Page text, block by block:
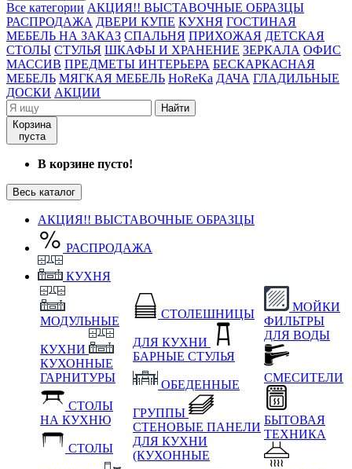
Все категории АКЦИЯ!! ВЫСТАВОЧНЫЕ ОБРАЗЦЫ
РАСПРОДАЖА ДВЕРИ КУПЕ КУХНЯ ГОСТИНАЯ
МЕБЕЛЬ НА ЗАКАЗ СПАЛЬНЯ ПРИХОЖАЯ ДЕТСКАЯ
СТОЛЫ СТУЛЬЯ ШКАФЫ И ХРАНЕНИЕ ЗЕРКАЛА ОФИС
МАССИВ ПРЕДМЕТЫ ИНТЕРЬЕРА БЕСКАРКАСНАЯ
МЕБЕЛЬ МЯГКАЯ МЕБЕЛЬ HoReKa ДАЧА ГЛАДИЛЬНЫЕ
ДОСКИ АКЦИИ
Найти
Корзина
пуста
В корзине пусто!
Весь каталог
АКЦИЯ!! ВЫСТАВОЧНЫЕ ОБРАЗЦЫ
РАСПРОДАЖА
КУХНЯ
МОДУЛЬНЫЕ
КУХНИ
КУХОННЫЕ
ГАРНИТУРЫ
СТОЛЫ
НА КУХНЮ
СТОЛЫ
СТОЛЕШНИЦЫ
ДЛЯ КУХНИ
БАРНЫЕ СТУЛЬЯ
ОБЕДЕННЫЕ
ГРУППЫ
СТЕНОВЫЕ ПАНЕЛИ
ДЛЯ КУХНИ
(КУХОННЫЕ
МОЙКИ
ФИЛЬТРЫ
ДЛЯ ВОДЫ
СМЕСИТЕЛИ
БЫТОВАЯ
ТЕХНИКА